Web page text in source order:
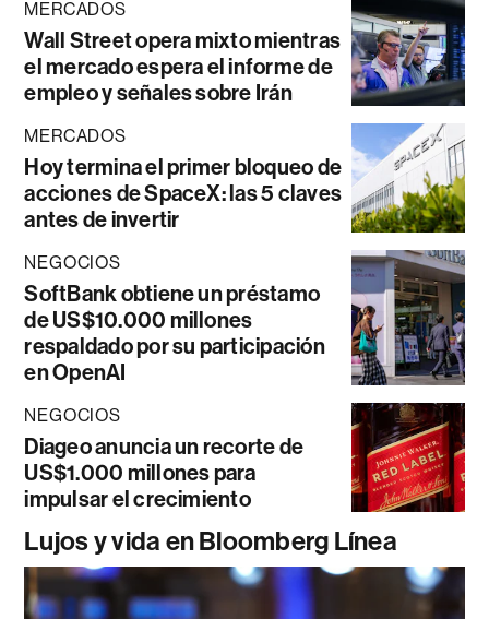
MERCADOS
Wall Street opera mixto mientras
el mercado espera el informe de
empleo y señales sobre Irán
MERCADOS
Hoy termina el primer bloqueo de
acciones de SpaceX: las 5 claves
antes de invertir
NEGOCIOS
SoftBank obtiene un préstamo
de US$10.000 millones
respaldado por su participación
en OpenAI
NEGOCIOS
Diageo anuncia un recorte de
US$1.000 millones para
impulsar el crecimiento
Lujos y vida en Bloomberg Línea